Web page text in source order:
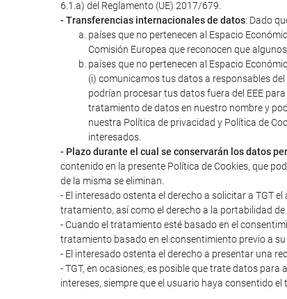
6.1.a) del Reglamento (UE) 2017/679.
- Transferencias internacionales de datos: Dado
países que no pertenecen al Espacio
Comisión Europea que reconocen que
países que no pertenecen al Espacio
(i) comunicamos tus datos a responsables
podrían procesar tus datos fuera del EEE
tratamiento de datos en nuestro nombre y
nuestra Política de privacidad y Política de
interesados.
- Plazo durante el cual se conservarán los datos
contenido en la presente Política de Cookies, que
de la misma se eliminan.
- El interesado ostenta el derecho a solicitar a TGT
tratamiento, así como el derecho a la portabilidad de
- Cuando el tratamiento esté basado en el
tratamiento basado en el consentimiento previo a su
- El interesado ostenta el derecho a presentar una
- TGT, en ocasiones, es posible que trate datos
intereses, siempre que el usuario haya consentido